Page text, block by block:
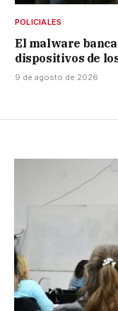
POLICIALES
El malware
dispositivos de
9 de agosto de 2026